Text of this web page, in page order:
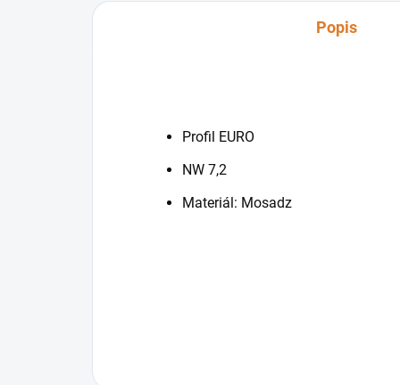
Popis
Profil EURO
NW 7,2
Materiál: Mosadz